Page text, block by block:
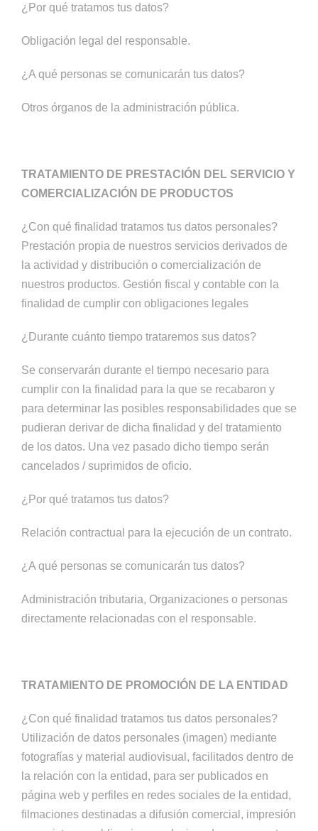
¿Por qué tratamos tus datos?
Obligación legal del responsable.
¿A qué personas se comunicarán tus datos?
Otros órganos de la administración pública.
TRATAMIENTO DE PRESTACIÓN DEL SERVICIO Y
COMERCIALIZACIÓN DE PRODUCTOS
¿Con qué finalidad tratamos tus datos personales?
Prestación propia de nuestros servicios derivados de
la actividad y distribución o comercialización de
nuestros productos. Gestión fiscal y contable con la
finalidad de cumplir con obligaciones legales
¿Durante cuánto tiempo trataremos sus datos?
Se conservarán durante el tiempo necesario para
cumplir con la finalidad para la que se recabaron y
para determinar las posibles responsabilidades que se
pudieran derivar de dicha finalidad y del tratamiento
de los datos. Una vez pasado dicho tiempo serán
cancelados / suprimidos de oficio.
¿Por qué tratamos tus datos?
Relación contractual para la ejecución de un contrato.
¿A qué personas se comunicarán tus datos?
Administración tributaria, Organizaciones o personas
directamente relacionadas con el responsable.
TRATAMIENTO DE PROMOCIÓN DE LA ENTIDAD
¿Con qué finalidad tratamos tus datos personales?
Utilización de datos personales (imagen) mediante
fotografías y material audiovisual, facilitados dentro de
la relación con la entidad, para ser publicados en
página web y perfiles en redes sociales de la entidad,
filmaciones destinadas a difusión comercial, impresión